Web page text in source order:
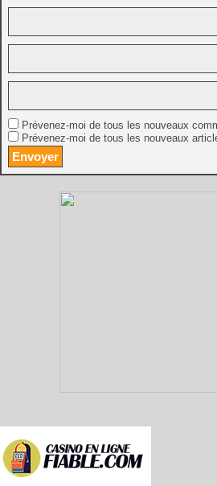
Prévenez-moi de tous les nouveaux
Prévenez-moi de tous les nouveaux